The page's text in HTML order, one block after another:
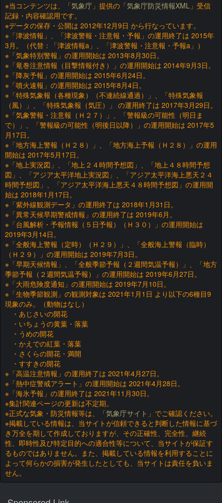
※当コンテンツは、「気象庁 」提供の「気象庁防災情報XML 」受信
記録・内容確認用です。
※データの保存・公開は 2012年12月9日 から行なっています。
※「津波情報」、「津波警報・注意報・予報」の運用終了は 2015年
3月。（代替：「津波情報a」、「津波警報・注意報・予報a」）
※「気象特別警報」の運用開始は 2013年8月30日。
※「竜巻注意情報（目撃情報付き）」の運用開始は 2014年9月3日。
※「降灰予報」の運用開始は 2015年6月24日。
※「噴火速報」の運用開始は 2015年8月4日。
※「特殊気象報（各種現象）（不連続線通過）」、「特殊気象報
（風）」、「特殊気象報（気圧）」 の運用終了は 2017年3月29日。
※「気象警報・注意報（Ｈ２７）」、「警報級の可能性（明日ま
で）」、「警報級の可能性（明後日以降）」の運用開始は 2017年5
月17日。
※「地方海上警報（Ｈ２８）」、「地方海上予報（Ｈ２８）」の運用
開始は 2017年5月17日。
※「地上実況図」、「地上２４時間予想図」、「地上４８時間予想
図」、「アジア太平洋地上実況図」、「アジア太平洋海上悪天２４
時間予想図」、「アジア太平洋海上悪天４８時間予想図」の運用開
始は 2018年1月17日。
※「紫外線観測データ」の運用終了は 2018年1月31日。
※「異常天候早期警戒情報」の運用終了は 2019年6月。
※「台風解析・予報情報（５日予報）（Ｈ３０）」の運用開始は
2019年3月14日。
※「全般海上警報（定時）（Ｈ２９）」、「全般海上警報（臨時）
（Ｈ２９）」の運用開始は 2019年7月3日。
※「早期天候情報」、「全般季節予報（２週間気温予報）」、「地方
季節予報（２週間気温予報）」の運用開始は 2019年6月27日。
※「大雨危険度通知」の運用開始は 2019年7月10日。
※「生物季節観測」の観測対象は 2021年1月1日 より以下の6種目9
現象のみ。（動物はなし）
・あじさいの開花
・いちょうの黄葉・落葉
・うめの開花
・かえでの紅葉・落葉
・さくらの開花・満開
・すすきの開花
※「高温注意情報」の運用終了は 2021年4月27日。
※「熱中症警戒アラート」の運用開始は 2021年4月28日。
※「海氷予報」の運用終了は 2021年11月30日。
※集計関連ページの更新は不定期。
※正式な気象・防災情報等は、「気象庁サイト 」でご確認ください。
※掲載している情報は、当サイトが信頼できると判断した情報に基づ
き万全を期して作成しておりますが、その正確性、完全性、継続
性、即時性及び特定目的への適合性等について、当サイトが保証す
るものではありません。また、掲載している情報を利用することに
よって何らかの損害が発生したとしても、当サイトは責任を負いま
せん。